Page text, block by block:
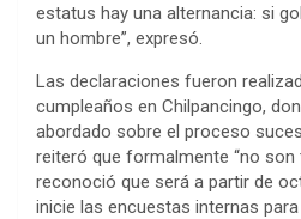
estatus hay una alternancia: si
un hombre”, expresó.
Las declaraciones fueron
cumpleaños en Chilpancingo,
abordado sobre el proceso
reiteró que formalmente “no son
reconoció que será a partir de
inicie las encuestas internas